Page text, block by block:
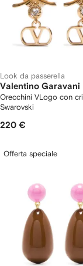
Look da passerella
Valentino Garavani
Orecchini VLogo con
Swarovski
220 €
Offerta speciale